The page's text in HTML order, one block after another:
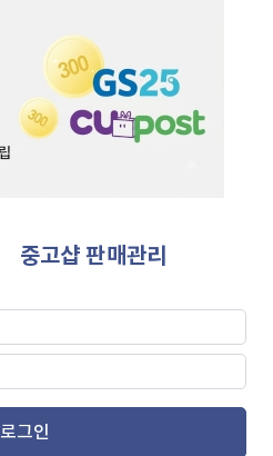
중고샵 판매관리
로그인